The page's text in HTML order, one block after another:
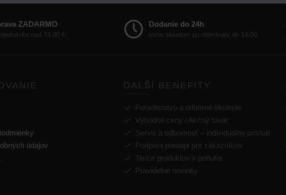
ZADARMO
nad 74,00 €
Dodanie do 24h
tovar skladom pri objednaní do 14:00
údajov
DALŠÍ BENEFITY
Poradenstvo a odborné školenie
Výhodné ceny / Akčný tovar
Servis a odbornosť – individuálny prístup
Podpora predaja pre zákazníkov
Tisíce produktov v ponuke
Pravidelné novinky